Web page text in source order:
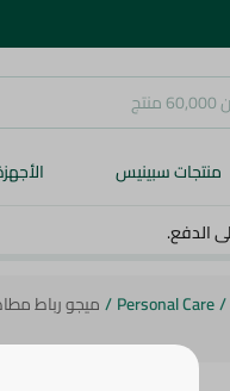
منتجات سبينيس
/
Personal Care
/ميجو رباط مطاط